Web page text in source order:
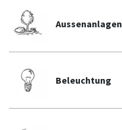
Aussenanlagen
Beleuchtung